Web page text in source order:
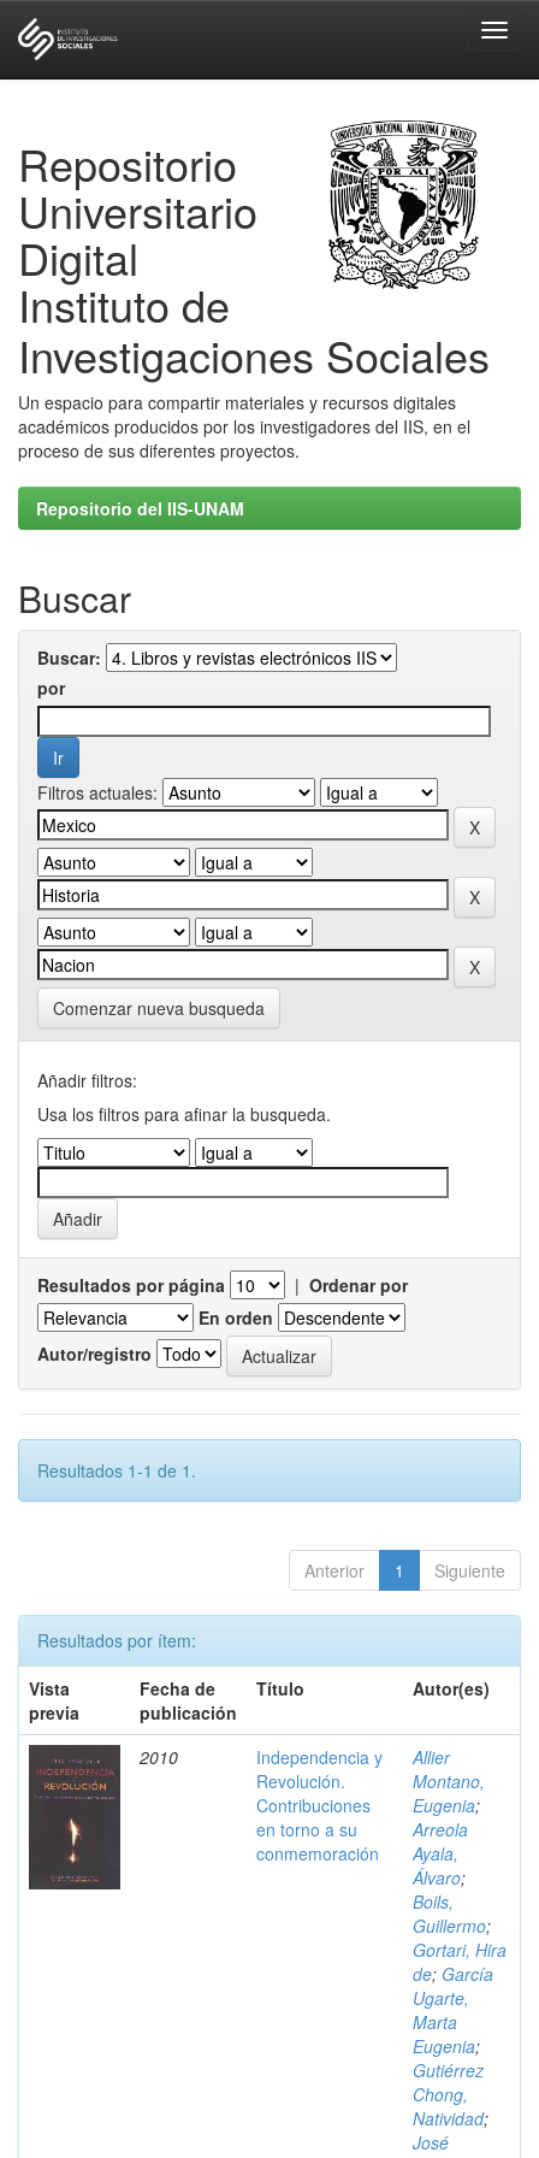
Repositorio
Universitario
Digital
Instituto de
Investigaciones Sociales
Un espacio para compartir materiales y recursos digitales
académicos producidos por los investigadores del IIS, en el
proceso de sus diferentes proyectos.
Repositorio del IIS-UNAM
Buscar
Buscar:
por
Filtros actuales:
Comenzar nueva busqueda
Añadir filtros:
Usa los filtros para afinar la busqueda.
Resultados por página | Ordenar por
En orden
Autor/registro
Resultados 1-1 de 1.
Anterior 1 Siguiente
Resultados por ítem:
Vista
previa
Fecha de
publicación
Título Autor(es)
2010
Independencia y
Revolución.
Contribuciones
en torno a su
conmemoración
Allier
Montano,
Eugenia;
Arreola
Ayala,
Álvaro;
Boils,
Guillermo;
Gortari, Hira
de; García
Ugarte,
Marta
Eugenia;
Gutiérrez
Chong,
Natividad;
José